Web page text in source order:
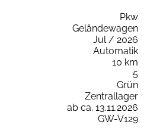
Pkw
Geländewagen
Jul / 2026
Automatik
10 km
5
Grün
Zentrallager
ab ca. 13.11.2026
GW-V129